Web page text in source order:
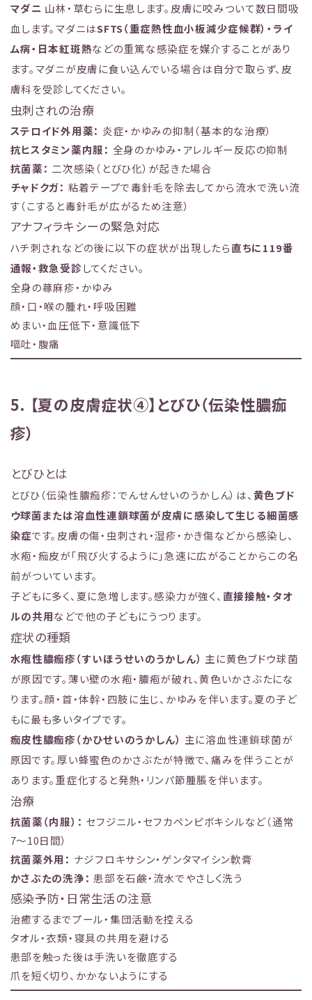
マダニ 山林・草むらに生息します。皮膚に咬みついて数日間吸
血します。マダニはSFTS（重症熱性血小板減少症候群）・ライ
ム病・日本紅斑熱などの重篤な感染症を媒介することがあり
ます。マダニが皮膚に食い込んでいる場合は自分で取らず、皮
膚科を受診してください。
虫刺されの治療
ステロイド外用薬： 炎症・かゆみの抑制（基本的な治療）
抗ヒスタミン薬内服： 全身のかゆみ・アレルギー反応の抑制
抗菌薬： 二次感染（とびひ化）が起きた場合
チャドクガ： 粘着テープで毒針毛を除去してから流水で洗い流
す（こすると毒針毛が広がるため注意）
アナフィラキシーの緊急対応
ハチ刺されなどの後に以下の症状が出現したら直ちに119番
通報・救急受診してください。
全身の蕁麻疹・かゆみ
顔・口・喉の腫れ・呼吸困難
めまい・血圧低下・意識低下
嘔吐・腹痛
5. 【夏の皮膚症状④】とびひ（伝染性膿痂
疹）
とびひとは
とびひ（伝染性膿痂疹：でんせんせいのうかしん）は、 黄色ブド
ウ球菌または溶血性連鎖球菌が皮膚に感染して生じる細菌感
染症です。皮膚の傷・虫刺され・湿疹・かき傷などから感染し、
水疱・痂皮が「飛び火するように」急速に広がることからこの名
前がついています。
子どもに多く、夏に急増します。感染力が強く、 直接接触・タオ
ルの共用などで他の子どもにうつります。
症状の種類
水疱性膿痂疹（すいほうせいのうかしん） 主に黄色ブドウ球菌
が原因です。薄い壁の水疱・膿疱が破れ、黄色いかさぶたにな
ります。顔・首・体幹・四肢に生じ、かゆみを伴います。夏の子ど
もに最も多いタイプです。
痂皮性膿痂疹（かひせいのうかしん） 主に溶血性連鎖球菌が
原因です。厚い蜂蜜色のかさぶたが特徴で、痛みを伴うことが
あります。重症化すると発熱・リンパ節腫脹を伴います。
治療
抗菌薬（内服）： セフジニル・セフカペンピボキシルなど（通常
7〜10日間）
抗菌薬外用： ナジフロキサシン・ゲンタマイシン軟膏
かさぶたの洗浄： 患部を石鹸・流水でやさしく洗う
感染予防・日常生活の注意
治癒するまでプール・集団活動を控える
タオル・衣類・寝具の共用を避ける
患部を触った後は手洗いを徹底する
爪を短く切り、かかないようにする